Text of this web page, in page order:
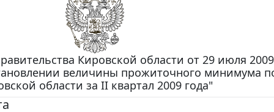
Кировской области от 29 июля 2009
величины прожиточного минимума
области за II квартал 2009 года"